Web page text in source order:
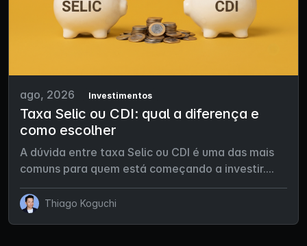
ago, 2026 Investimentos
Taxa Selic ou CDI: qual a diferença e
como escolher
A dúvida entre taxa Selic ou CDI é uma das mais
comuns para quem está começando a investir....
Thiago Koguchi